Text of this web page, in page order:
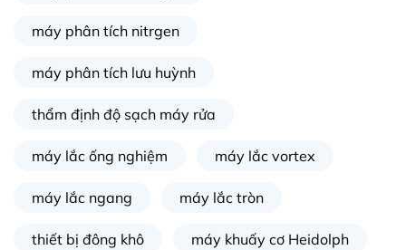
máy phân tích nitrgen
máy phân tích lưu huỳnh
thẩm định độ sạch máy rửa
máy lắc ống nghiệm máy lắc vortex
máy lắc ngang máy lắc tròn
thiết bị đông khô máy khuấy cơ Heidolph